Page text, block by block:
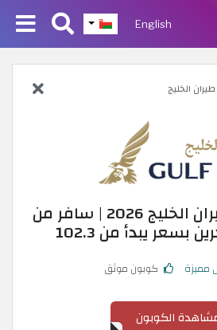
English
طيران الخليج
كوبون خصم طيران الخليج 2026 | سافر من
بسعر يبدأ من 102.3
مميزة كوبون موثق
الكوبون